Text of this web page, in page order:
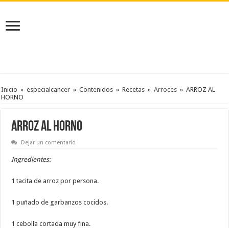
Inicio » especialcancer » Contenidos » Recetas » Arroces » ARROZ AL
HORNO
ARROZ AL HORNO
Dejar un comentario
Ingredientes:
1 tacita de arroz por persona.
1 puñado de garbanzos cocidos.
1 cebolla cortada muy fina.